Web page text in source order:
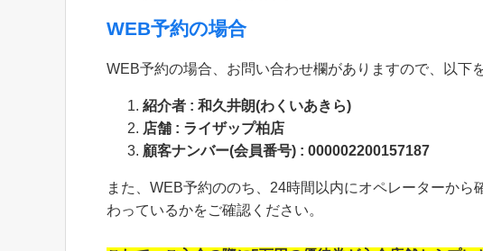
WEB予約の場合
WEB予約の場合、お問い合わせ欄がありますので、以下
紹介者 : 和久井朗(わくいあきら)
店舗 : ライザップ柏店
顧客ナンバー(会員番号) : 000002200157187
また、WEB予約ののち、24時間以内にオペレーターか
わっているかをご確認ください。